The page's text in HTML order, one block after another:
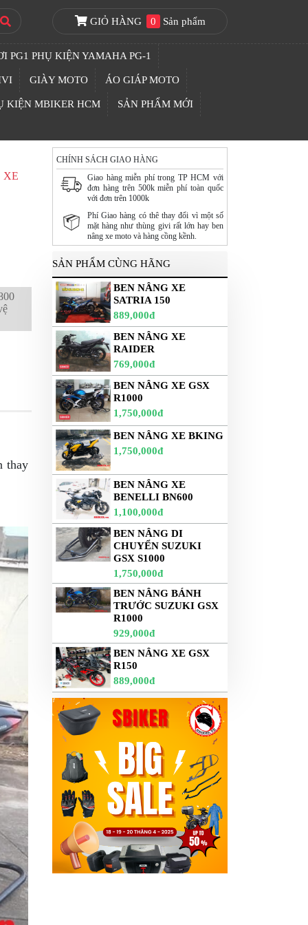
GIỎ HÀNG 0 Sản phẩm
PG1 PHỤ KIỆN YAMAHA PG-1
GIÀY MOTO ÁO GIÁP MOTO
KIỆN MBIKER HCM SẢN PHẨM MỚI
XE
thay
CHÍNH SÁCH GIAO HÀNG
Giao hàng miễn phí trong TP HCM với
đơn hàng trên 500k miễn phí toàn quốc
với đơn trên 1000k
Phí Giao hàng có thê thay đổi vì một số
mặt hàng như thùng givi rất lớn hay ben
nâng xe moto và hàng cồng kềnh.
SẢN PHẨM CÙNG HÃNG
BEN NÂNG XE
SATRIA 150
889,000đ
BEN NÂNG XE
RAIDER
769,000đ
BEN NÂNG XE GSX
R1000
1,750,000đ
BEN NÂNG XE BKING
1,750,000đ
BEN NÂNG XE
BENELLI BN600
1,100,000đ
BEN NÂNG DI
CHUYỂN SUZUKI
GSX S1000
1,750,000đ
BEN NÂNG BÁNH
TRƯỚC SUZUKI GSX
R1000
929,000đ
BEN NÂNG XE GSX
R150
889,000đ